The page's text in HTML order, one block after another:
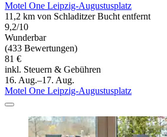
Motel One Leipzig-Augustusplatz
11,2 km von Schladitzer Bucht entfernt
9,2/10
Wunderbar
(433 Bewertungen)
81 €
inkl. Steuern & Gebühren
16. Aug.–17. Aug.
Motel One Leipzig-Augustusplatz